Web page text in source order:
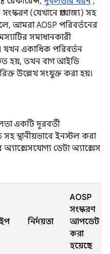
(যেখানে প্রযোজ্য) সহ
আমরা AOSP পরিবর্তনের
সমাধানকারী
যখন একাধিক পরিবর্তন
হয়, তখন বাগ আইডি
উল্লেখ সংযুক্ত করা হয়।
একটি দূরবর্তী
স্থানীয়ভাবে ইনস্টল করা
ডেটা অ্যাক্সেস
নির্দয়তা
AOSP
সংস্করণ
আপডেট
করা
হয়েছে